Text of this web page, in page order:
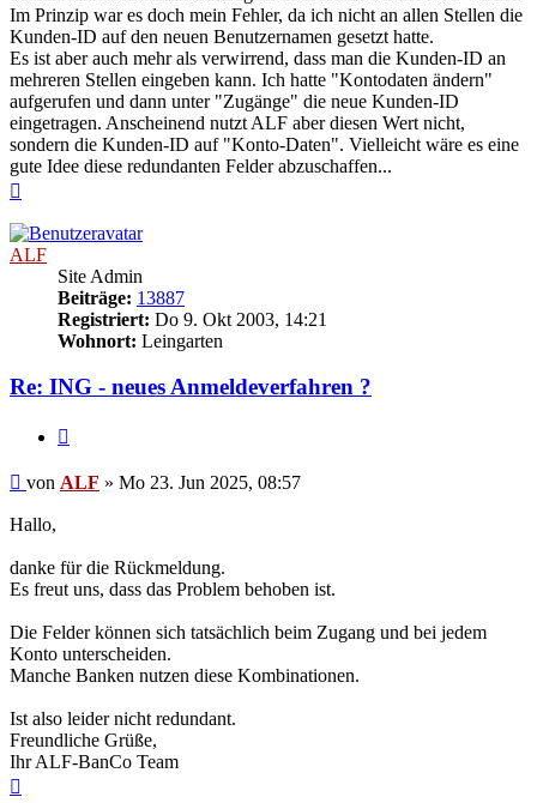
Im Prinzip war es doch mein Fehler, da ich nicht an allen Stellen die
Kunden-ID auf den neuen Benutzernamen gesetzt hatte.
Es ist aber auch mehr als verwirrend, dass man die Kunden-ID an
mehreren Stellen eingeben kann. Ich hatte "Kontodaten ändern"
aufgerufen und dann unter "Zugänge" die neue Kunden-ID
eingetragen. Anscheinend nutzt ALF aber diesen Wert nicht,
sondern die Kunden-ID auf "Konto-Daten". Vielleicht wäre es eine
gute Idee diese redundanten Felder abzuschaffen...
ALF
Site Admin
Beiträge: 13887
Registriert: Do 9. Okt 2003, 14:21
Wohnort: Leingarten
Re: ING - neues Anmeldeverfahren ?
Beitrag
von ALF » Mo 23. Jun 2025, 08:57
Hallo,
danke für die Rückmeldung.
Es freut uns, dass das Problem behoben ist.
Die Felder können sich tatsächlich beim Zugang und bei jedem
Konto unterscheiden.
Manche Banken nutzen diese Kombinationen.
Ist also leider nicht redundant.
Freundliche Grüße,
Ihr ALF-BanCo Team